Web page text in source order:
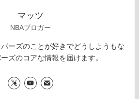
マッツ
NBAブロガー
ーズのことが好きでどうしようもな
ズのコアな情報を届けます。